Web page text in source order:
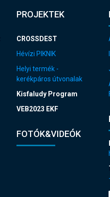
PROJEKTEK
CROSSDEST
Hévízi PIKNIK
Helyi termék -
kerékpáros útvonalak
Kisfaludy Program
VEB2023 EKF
FOTÓK&VIDEÓK